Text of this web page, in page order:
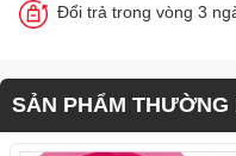
Đổi trả trong vòng 3
SẢN PHẨM THƯỜNG